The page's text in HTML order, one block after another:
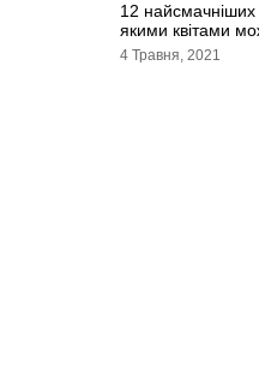
12 найсмачніших
якими квітами
4 Травня, 2021